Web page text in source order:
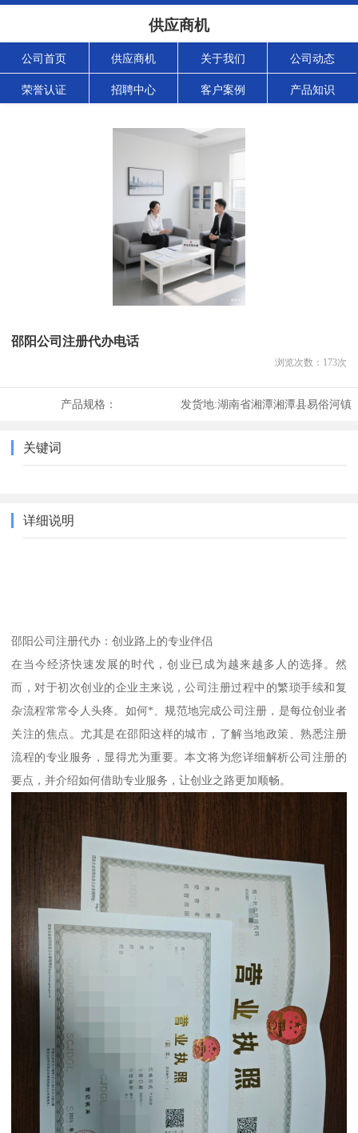
供应商机
公司首页 供应商机 关于我们 公司动态
荣誉认证 招聘中心 客户案例 产品知识
邵阳公司注册代办电话
浏览次数： 173次
产品规格： 发货地:湖南省湘潭湘潭县易俗河镇
关键词
详细说明
邵阳公司注册代办：创业路上的专业伴侣
在当今经济快速发展的时代，创业已成为越来越多人的选择。然
而，对于初次创业的企业主来说，公司注册过程中的繁琐手续和复
杂流程常常令人头疼。如何*、规范地完成公司注册，是每位创业者
关注的焦点。尤其是在邵阳这样的城市，了解当地政策、熟悉注册
流程的专业服务，显得尤为重要。本文将为您详细解析公司注册的
要点，并介绍如何借助专业服务，让创业之路更加顺畅。